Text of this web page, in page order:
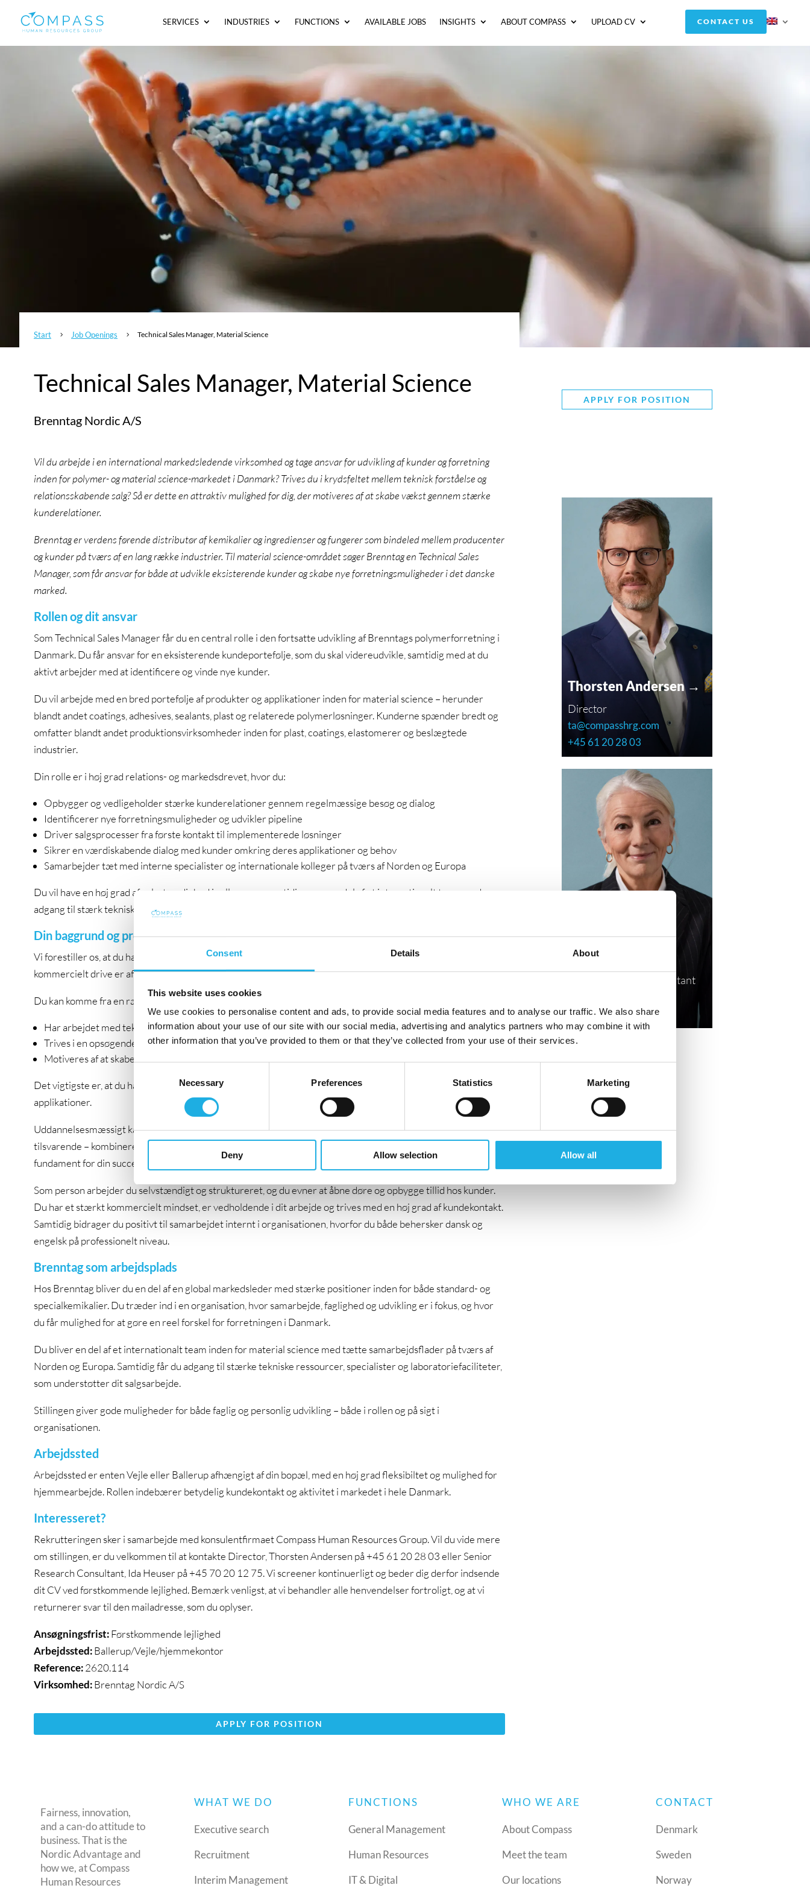
Consent Details About
This website uses cookies
We use cookies to personalise content and ads, to provide social media features and to analyse our traffic. We also share
information about your use of our site with our social media, advertising and analytics partners who may combine it with
other information that you’ve provided to them or that they’ve collected from your use of their services.
Selection
Necessary Preferences Statistics Marketing
Deny Allow selection Allow all
SERVICES INDUSTRIES FUNCTIONS AVAILABLE JOBS INSIGHTS ABOUT COMPASS UPLOAD CV CONTACT US
Start 5 Job Openings 5 Technical Sales Manager, Material Science
Technical Sales Manager, Material Science
Brenntag Nordic A/S
Vil du arbejde i en international markedsledende virksomhed og tage ansvar for udvikling af kunder og forretning
inden for polymer- og material science-markedet i Danmark? Trives du i krydsfeltet mellem teknisk forståelse og
relationsskabende salg? Så er dette en attraktiv mulighed for dig, der motiveres af at skabe vækst gennem stærke
kunderelationer.
Brenntag er verdens førende distributør af kemikalier og ingredienser og fungerer som bindeled mellem producenter
og kunder på tværs af en lang række industrier. Til material science-området søger Brenntag en Technical Sales
Manager, som får ansvar for både at udvikle eksisterende kunder og skabe nye forretningsmuligheder i det danske
marked.
Rollen og dit ansvar
Som Technical Sales Manager får du en central rolle i den fortsatte udvikling af Brenntags polymerforretning i
Danmark. Du får ansvar for en eksisterende kundeportefølje, som du skal videreudvikle, samtidig med at du
aktivt arbejder med at identificere og vinde nye kunder.
Du vil arbejde med en bred portefølje af produkter og applikationer inden for material science – herunder
blandt andet coatings, adhesives, sealants, plast og relaterede polymerløsninger. Kunderne spænder bredt og
omfatter blandt andet produktionsvirksomheder inden for plast, coatings, elastomerer og beslægtede
industrier.
Din rolle er i høj grad relations- og markedsdrevet, hvor du:
Opbygger og vedligeholder stærke kunderelationer gennem regelmæssige besøg og dialog
Identificerer nye forretningsmuligheder og udvikler pipeline
Driver salgsprocesser fra første kontakt til implementerede løsninger
Sikrer en værdiskabende dialog med kunder omkring deres applikationer og behov
Samarbejder tæt med interne specialister og internationale kolleger på tværs af Norden og Europa
Du vil have en høj grad af selvstændighed i rollen, men samtidig være en del af et internationalt team med
adgang til stærk teknisk support og specialiseret viden.
Din baggrund og profil
Vi forestiller os, at du har solid erfaring med B2B-salg og trives i en rolle, hvor relationer, vedholdenhed og
kommercielt drive er afgørende for succes.
Du kan komme fra en række forskellige baggrunde, men det er afgørende, at du:
Har arbejdet med teknisk eller industrielt salg og forstår dynamikkerne i komplekse B2B-salg
Trives i en opsøgende rolle med fokus på at opbygge og udvikle relationer
Motiveres af at skabe synlige resultater og drive kommerciel udvikling
Det vigtigste er, at du har en god teknisk forståelse og hurtigt kan sætte dig ind i nye produkter og
applikationer.
Uddannelsesmæssigt kan du have en baggrund inden for kemi, material science, ingeniørvidenskab eller
tilsvarende – kombineret med en kommerciel profil med relevant brancheerfaring vil danne et stærkt
fundament for din succes.
Som person arbejder du selvstændigt og struktureret, og du evner at åbne døre og opbygge tillid hos kunder.
Du har et stærkt kommercielt mindset, er vedholdende i dit arbejde og trives med en høj grad af kundekontakt.
Samtidig bidrager du positivt til samarbejdet internt i organisationen, hvorfor du både behersker dansk og
engelsk på professionelt niveau.
Brenntag som arbejdsplads
Hos Brenntag bliver du en del af en global markedsleder med stærke positioner inden for både standard- og
specialkemikalier. Du træder ind i en organisation, hvor samarbejde, faglighed og udvikling er i fokus, og hvor
du får mulighed for at gøre en reel forskel for forretningen i Danmark.
Du bliver en del af et internationalt team inden for material science med tætte samarbejdsflader på tværs af
Norden og Europa. Samtidig får du adgang til stærke tekniske ressourcer, specialister og laboratoriefaciliteter,
som understøtter dit salgsarbejde.
Stillingen giver gode muligheder for både faglig og personlig udvikling – både i rollen og på sigt i
organisationen.
Arbejdssted
Arbejdssted er enten Vejle eller Ballerup afhængigt af din bopæl, med en høj grad fleksibiltet og mulighed for
hjemmearbejde. Rollen indebærer betydelig kundekontakt og aktivitet i markedet i hele Danmark.
Interesseret?
Rekrutteringen sker i samarbejde med konsulentfirmaet Compass Human Resources Group. Vil du vide mere
om stillingen, er du velkommen til at kontakte Director, Thorsten Andersen på +45 61 20 28 03 eller Senior
Research Consultant, Ida Heuser på +45 70 20 12 75. Vi screener kontinuerligt og beder dig derfor indsende
dit CV ved førstkommende lejlighed. Bemærk venligst, at vi behandler alle henvendelser fortroligt, og at vi
returnerer svar til den mailadresse, som du oplyser.
Ansøgningsfrist:Førstkommende lejlighed
Arbejdssted:Ballerup/Vejle/hjemmekontor
Reference:2620.114
Virksomhed:Brenntag Nordic A/S
APPLY FOR POSITION
APPLY FOR POSITION
Thorsten Andersen →
Director
ta@compasshrg.com
+45 61 20 28 03
Ida Heuser →
Senior Research Consultant
+45 20 16 18 10
Fairness, innovation,
and a can-do attitude to
business. That is the
Nordic Advantage and
how we, at Compass
Human Resources
WHAT WE DO
Executive search
Recruitment
Interim Management
FUNCTIONS
General Management
Human Resources
IT & Digital
WHO WE ARE
About Compass
Meet the team
Our locations
CONTACT
Denmark
Sweden
Norway